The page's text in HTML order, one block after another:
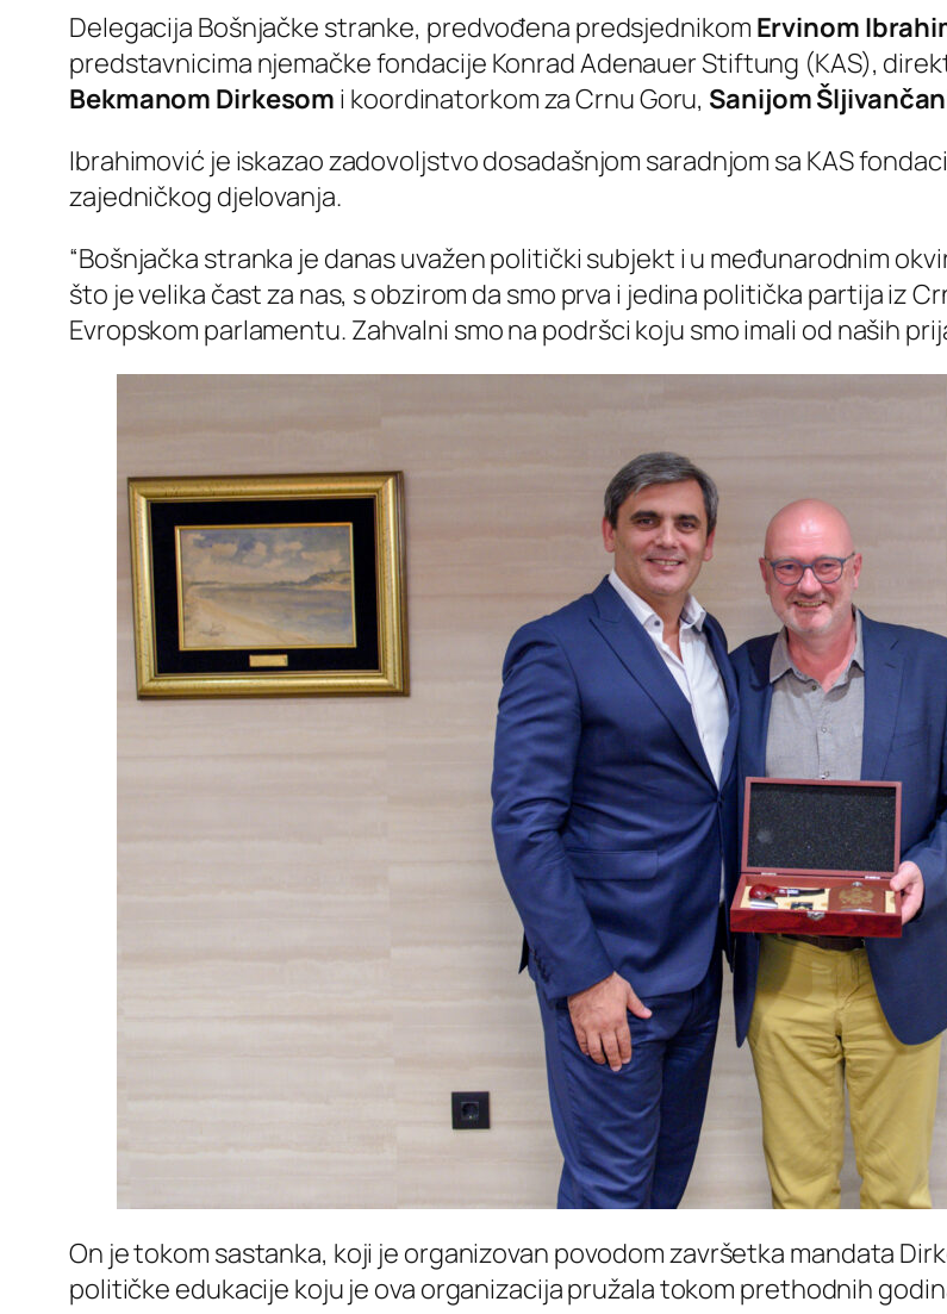
Delegacija Bošnjačke stranke, predvođena predsjednikom Ervinom
predstavnicima njemačke fondacije Konrad Adenauer Stiftung (KAS),
Bekmanom Dirkesom i koordinatorkom za Crnu Goru, Sanijom
Ibrahimović je iskazao zadovoljstvo dosadašnjom saradnjom sa KAS
zajedničkog djelovanja.
“Bošnjačka stranka je danas uvažen politički subjekt i u međunarodnim
što je velika čast za nas, s obzirom da smo prva i jedina politička partija iz
Evropskom parlamentu. Zahvalni smo na podršci koju smo imali od naših
On je tokom sastanka, koji je organizovan povodom završetka mandata
političke edukacije koju je ova organizacija pružala tokom prethodnih